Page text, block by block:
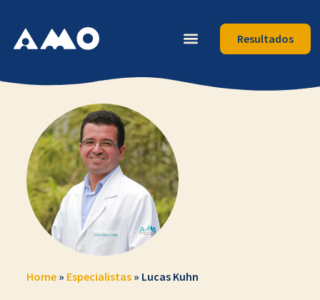
Resultados
Home» Especialistas» Lucas Kuhn